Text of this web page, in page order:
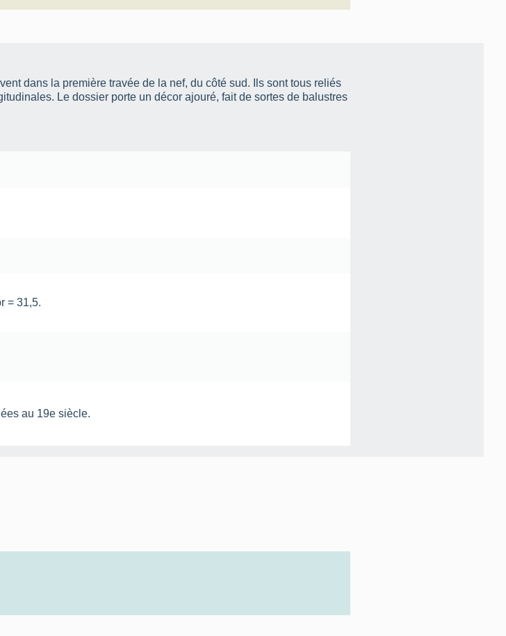
dans la première travée de la nef, du côté sud. Ils sont tous reliés
Le dossier porte un décor ajouré, fait de sortes de balustres
= 31,5.
au 19e siècle.